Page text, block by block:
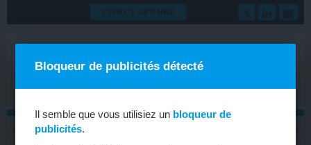
ESPACE ABONNÉ
Bloqueur de publicités détecté
Il semble que vous utilisiez un bloqueur de
publicités.